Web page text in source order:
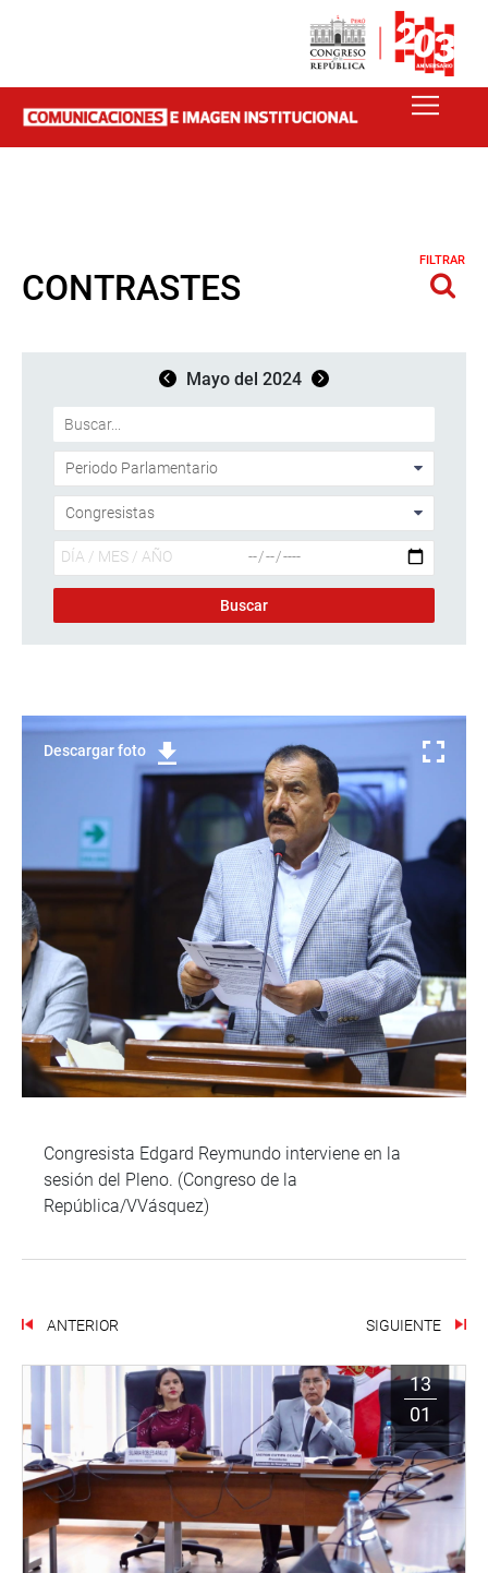
CONTRASTES
FILTRAR
Mayo del 2024
Descargar foto
Congresista Edgard Reymundo interviene en la
sesión del Pleno. (Congreso de la
República/VVásquez)
ANTERIOR SIGUIENTE
13
01